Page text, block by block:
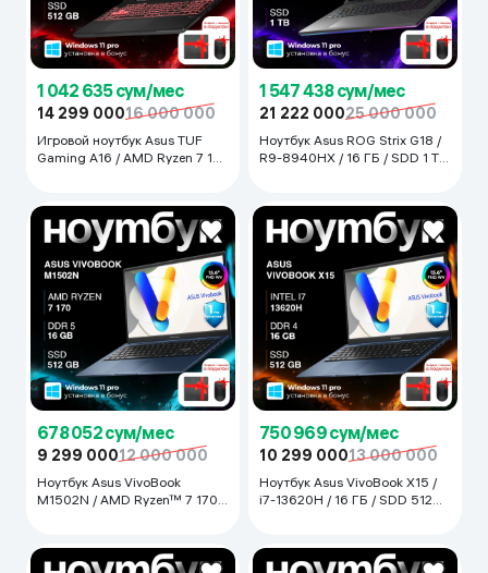
1 042 635 сум/мес
14 299 00016 000 000
Игровой ноутбук Asus TUF
Gaming A16 / AMD Ryzen 7 170
1 547 438 сум/мес
21 222 00025 000 000
Ноутбук Asus ROG Strix G18 /
R9-8940HX / 16 ГБ / SDD 1 ТБ
678 052 сум/мес
9 299 00012 000 000
Ноутбук Asus VivoBook
M1502N / AMD Ryzen™ 7 170 /
750 969 сум/мес
10 299 00013 000 000
Ноутбук Asus VivoBook X15 /
i7-13620H / 16 ГБ / SDD 512